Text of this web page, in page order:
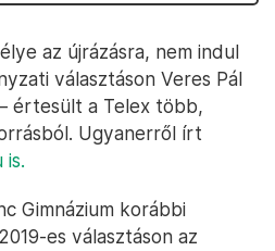
az újrázásra, nem indul
választáson Veres Pál
értesült a Telex több,
Ugyanerről írt
is.
Gimnázium korábbi
es választáson az